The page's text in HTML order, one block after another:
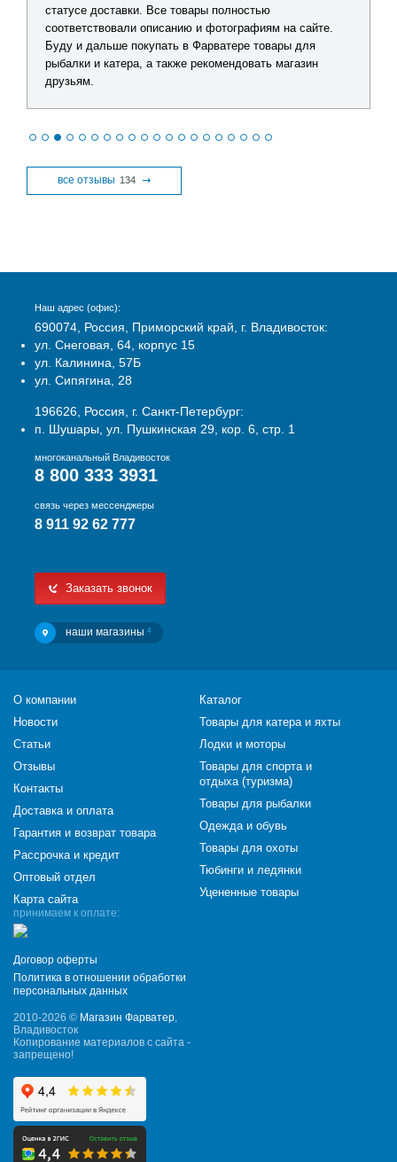
статусе доставки. Все товары полностью
соответствовали описанию и фотографиям на сайте.
Буду и дальше покупать в Фарватере товары для
рыбалки и катера, а также рекомендовать магазин
друзьям.
все отзывы 134
Наш адрес (офис):
690074, Россия, Приморский край, г. Владивосток:
ул. Снеговая, 64, корпус 15
ул. Калинина, 57Б
ул. Сипягина, 28
196626, Россия, г. Санкт-Петербург:
п. Шушары, ул. Пушкинская 29, кор. 6, стр. 1
многоканальный Владивосток
8 800 333 3931
связь через мессенджеры
8 911 92 62 777
Заказать звонок
наши магазины 4
принимаем к оплате:
Договор оферты
Политика в отношении обработки
персональных данных
2010-2026 © Магазин Фарватер,
Владивосток
Копирование материалов с сайта -
запрещено!
О компании
Новости
Статьи
Отзывы
Контакты
Доставка и оплата
Гарантия и возврат товара
Рассрочка и кредит
Оптовый отдел
Карта сайта
Каталог
Товары для катера и яхты
Лодки и моторы
Товары для спорта и
отдыха (туризма)
Товары для рыбалки
Одежда и обувь
Товары для охоты
Тюбинги и ледянки
Уцененные товары